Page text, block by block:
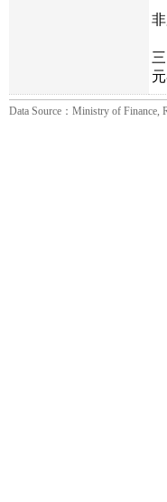
Data Source：Ministry of Finance,